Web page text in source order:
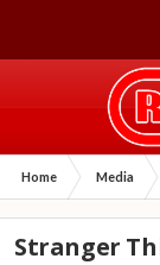
Home Media
Stranger